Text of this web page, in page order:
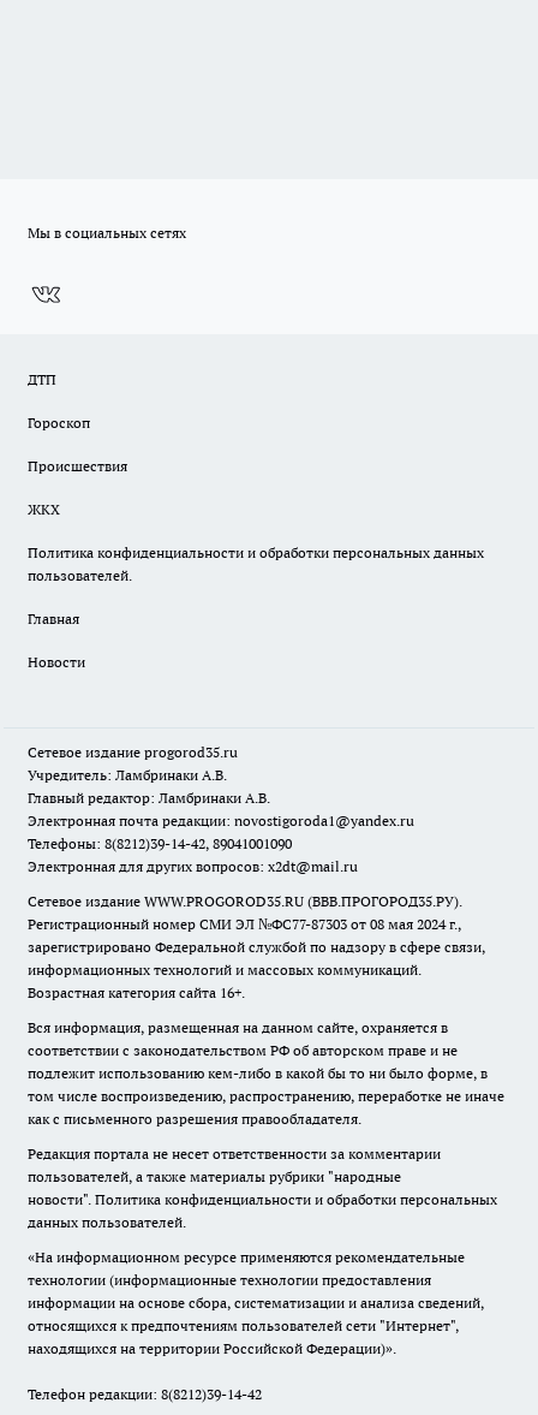
Мы в социальных сетях
ДТП
Гороскоп
Происшествия
ЖКХ
Политика конфиденциальности и обработки персональных данных
пользователей.
Главная
Новости
Сетевое издание progorod35.ru
Учредитель: Ламбринаки А.В.
Главный редактор: Ламбринаки А.В.
Электронная почта редакции: novostigoroda1@yandex.ru
Телефоны: 8(8212)39-14-42, 89041001090
Электронная для других вопросов: x2dt@mail.ru
Сетевое издание WWW.PROGOROD35.RU (ВВВ.ПРОГОРОД35.РУ).
Регистрационный номер СМИ ЭЛ №ФС77-87303 от 08 мая 2024 г.,
зарегистрировано Федеральной службой по надзору в сфере связи,
информационных технологий и массовых коммуникаций.
Возрастная категория сайта 16+.
Вся информация, размещенная на данном сайте, охраняется в
соответствии с законодательством РФ об авторском праве и не
подлежит использованию кем-либо в какой бы то ни было форме, в
том числе воспроизведению, распространению, переработке не иначе
как с письменного разрешения правообладателя.
Редакция портала не несет ответственности за комментарии
пользователей, а также материалы рубрики "народные
новости". Политика конфиденциальности и обработки персональных
данных пользователей.
«На информационном ресурсе применяются рекомендательные
технологии (информационные технологии предоставления
информации на основе сбора, систематизации и анализа сведений,
относящихся к предпочтениям пользователей сети "Интернет",
находящихся на территории Российской Федерации)».
Телефон редакции: 8(8212)39-14-42